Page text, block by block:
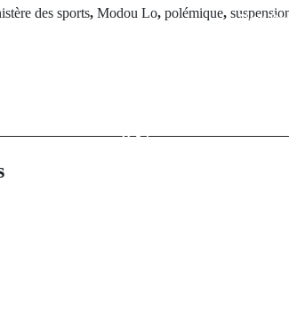
des sports, Modou Lo, polémique, Next
"Vous avez